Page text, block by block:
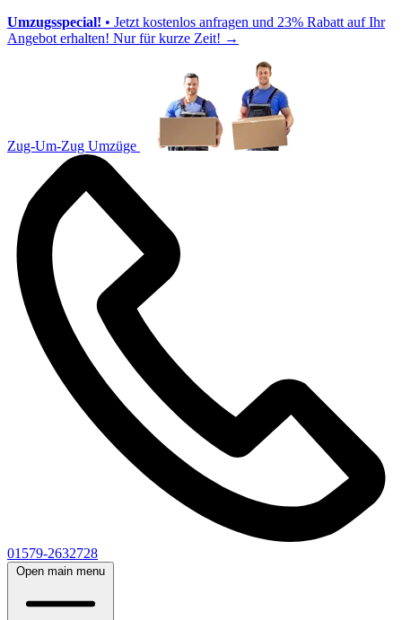
Umzugsspecial! • Jetzt kostenlos anfragen und 23% Rabatt auf Ihr
Angebot erhalten! Nur für kurze Zeit! →
Zug-Um-Zug Umzüge
01579-2632728
Open main menu